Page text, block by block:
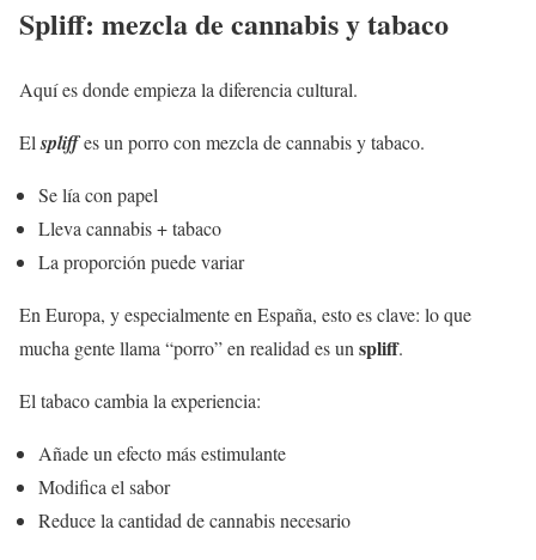
Spliff: mezcla de cannabis y tabaco
Aquí es donde empieza la diferencia cultural.
Elspliffes un porro con mezcla de cannabis y tabaco.
Se lía con papel
Lleva cannabis + tabaco
La proporción puede variar
En Europa, y especialmente en España, esto es clave: lo que
mucha gente llama “porro” en realidad es un spliff.
El tabaco cambia la experiencia:
Añade un efecto más estimulante
Modifica el sabor
Reduce la cantidad de cannabis necesario